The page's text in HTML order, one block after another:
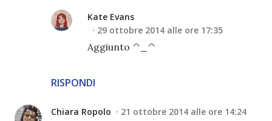
RISPONDI
Kate Evans
29 ottobre 2014 alle ore 17:35
Aggiunto ^_^
Chiara Ropolo 21 ottobre 2014 alle ore 14:24